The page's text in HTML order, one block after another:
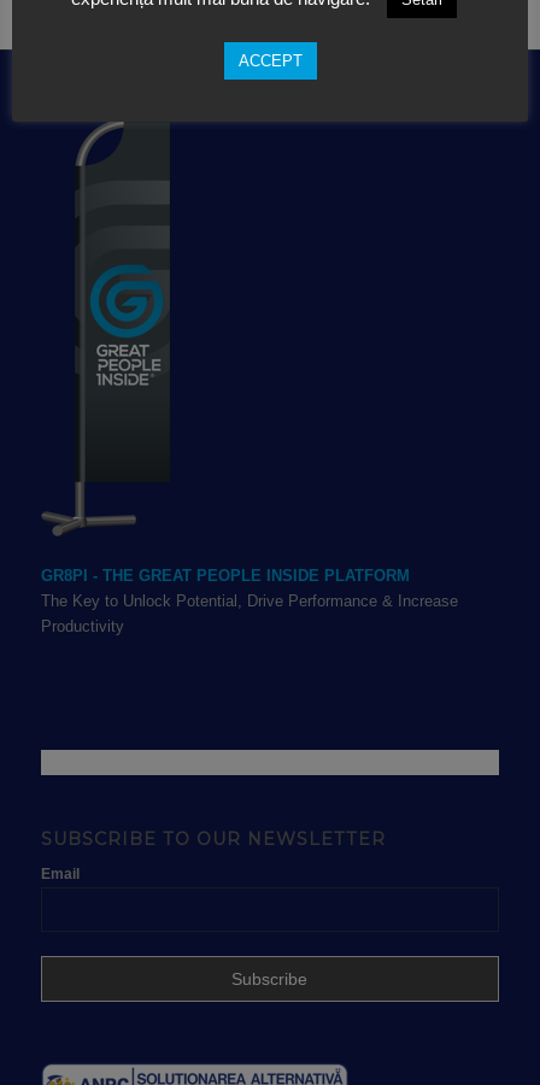
GR8PI - THE GREAT PEOPLE INSIDE PLATFORM
The Key to Unlock Potential, Drive Performance & Increase
Productivity
SUBSCRIBE TO OUR NEWSLETTER
Email
ACCEPT